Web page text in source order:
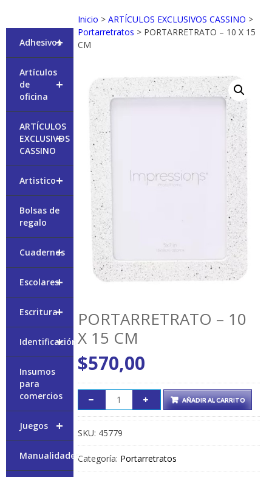
Inicio >ARTÍCULOS EXCLUSIVOS CASSINO >
Portarretratos > PORTARRETRATO – 10 X 15
CM
PORTARRETRATO – 10
X 15 CM
$570,00
AÑADIR AL CARRITO
SKU: 45779
Categoría: Portarretratos
+
Adhesivos
+
Artículos
de
oficina
+
ARTÍCULOS
EXCLUSIVOS
CASSINO
+
Artistico
Bolsas de
regalo
+
Cuadernos
+
Escolares
+
Escritura
+
Identificación
Insumos
para
comercios
+
Juegos
Manualidades